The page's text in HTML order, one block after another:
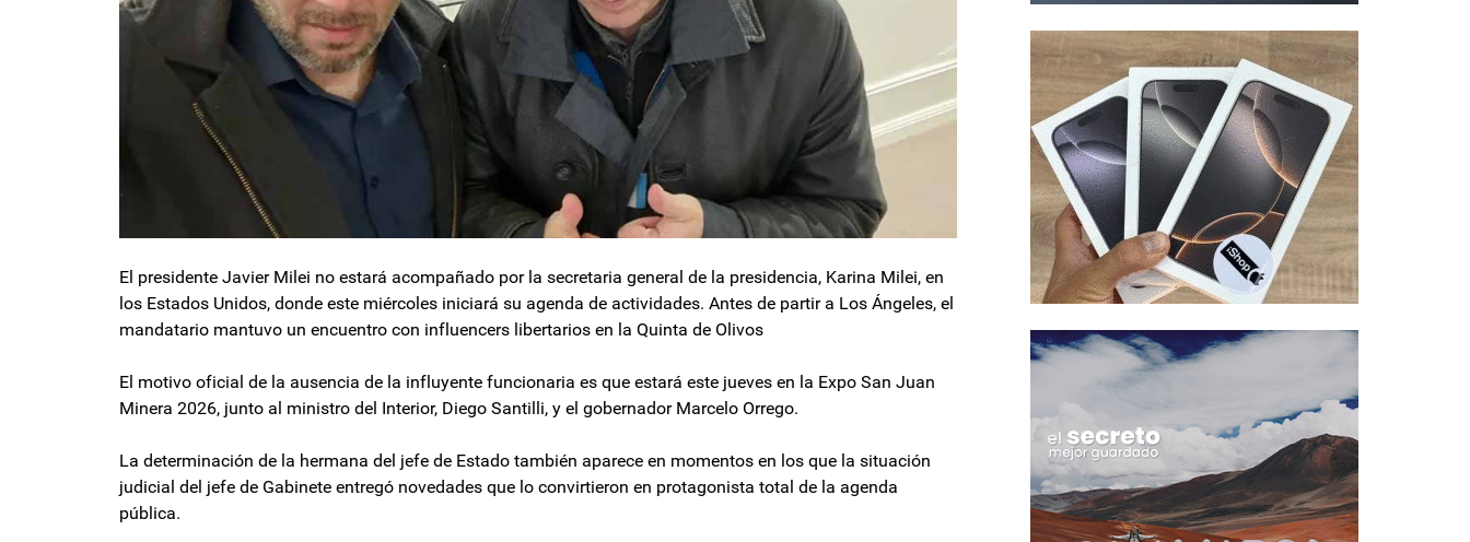
El presidente Javier Milei no estará acompañado por la secretaria general de la presidencia, Karina Milei, en
los Estados Unidos, donde este miércoles iniciará su agenda de actividades. Antes de partir a Los Ángeles, el
mandatario mantuvo un encuentro con influencers libertarios en la Quinta de Olivos
El motivo oficial de la ausencia de la influyente funcionaria es que estará este jueves en la Expo San Juan
Minera 2026, junto al ministro del Interior, Diego Santilli, y el gobernador Marcelo Orrego.
La determinación de la hermana del jefe de Estado también aparece en momentos en los que la situación
judicial del jefe de Gabinete entregó novedades que lo convirtieron en protagonista total de la agenda
pública.